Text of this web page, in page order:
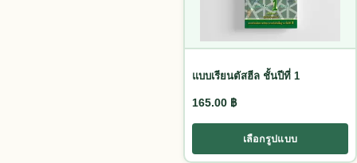
แบบเรียนตัสฮีล ชั้นปีที่ 1
165.00 ฿
เลือกรูปแบบ